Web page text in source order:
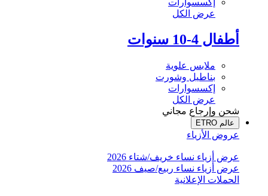
إكسسوارات
عرض الكل
أطفال 4-10 سنوات
ملابس علوية
بناطيل وشورت
إكسسوارات
عرض الكل
شحن وإرجاع مجاني
عالم ETRO
عروض الأزياء
عرض أزياء نساء خريف/شتاء 2026
عرض أزياء نساء ربيع/صيف 2026
الحملات الإعلانية